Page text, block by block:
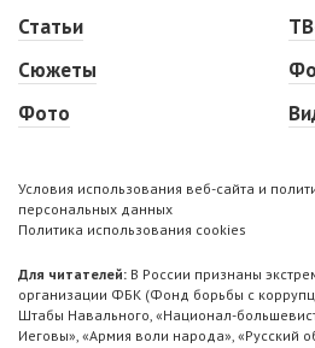
Статьи
Сюжеты
Фото
Условия использования веб-сайта и
персональных данных
Политика использования cookies
Для читателей: В России признаны
организации ФБК (Фонд борьбы с
Штабы Навального, «Национал-
Иеговы», «Армия воли народа», «Русский